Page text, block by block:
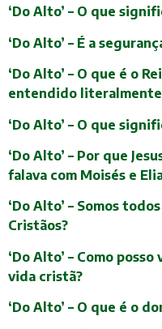
‘Do Alto’ – O que
‘Do Alto’ – É a
‘Do Alto’ – O que é o
entendido
‘Do Alto’ – O que
‘Do Alto’ – Por que
falava com Moisés e
‘Do Alto’ – Somos
Cristãos?
‘Do Alto’ – Como
vida cristã?
‘Do Alto’ – O que é o